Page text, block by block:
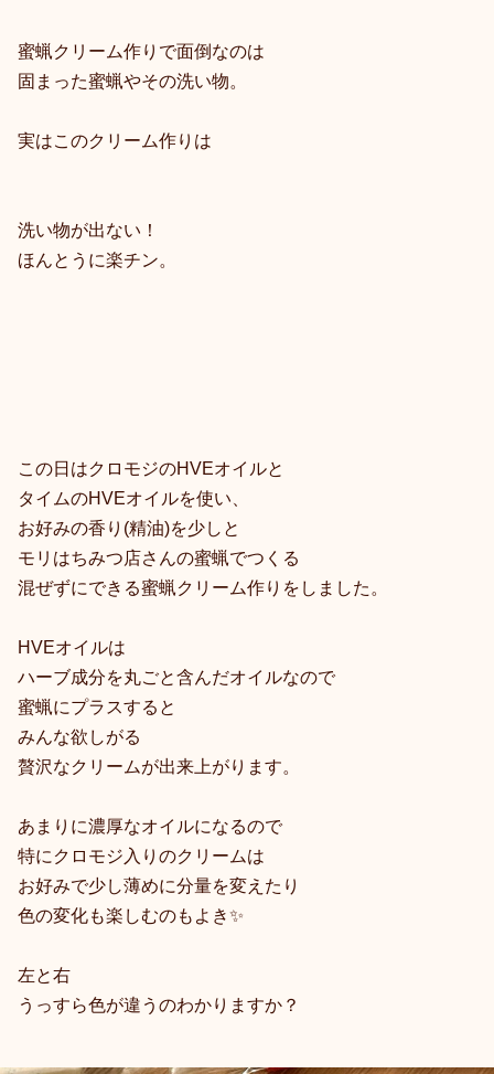
蜜蝋クリーム作りで面倒なのは
固まった蜜蝋やその洗い物。
実はこのクリーム作りは
洗い物が出ない！
ほんとうに楽チン。
この日はクロモジのHVEオイルと
タイムのHVEオイルを使い、
お好みの香り(精油)を少しと
モリはちみつ店さんの蜜蝋でつくる
混ぜずにできる蜜蝋クリーム作りをしました。
HVEオイルは
ハーブ成分を丸ごと含んだオイルなので
蜜蝋にプラスすると
みんな欲しがる
贅沢なクリームが出来上がります。
あまりに濃厚なオイルになるので
特にクロモジ入りのクリームは
お好みで少し薄めに分量を変えたり
色の変化も楽しむのもよき✨
左と右
うっすら色が違うのわかりますか？